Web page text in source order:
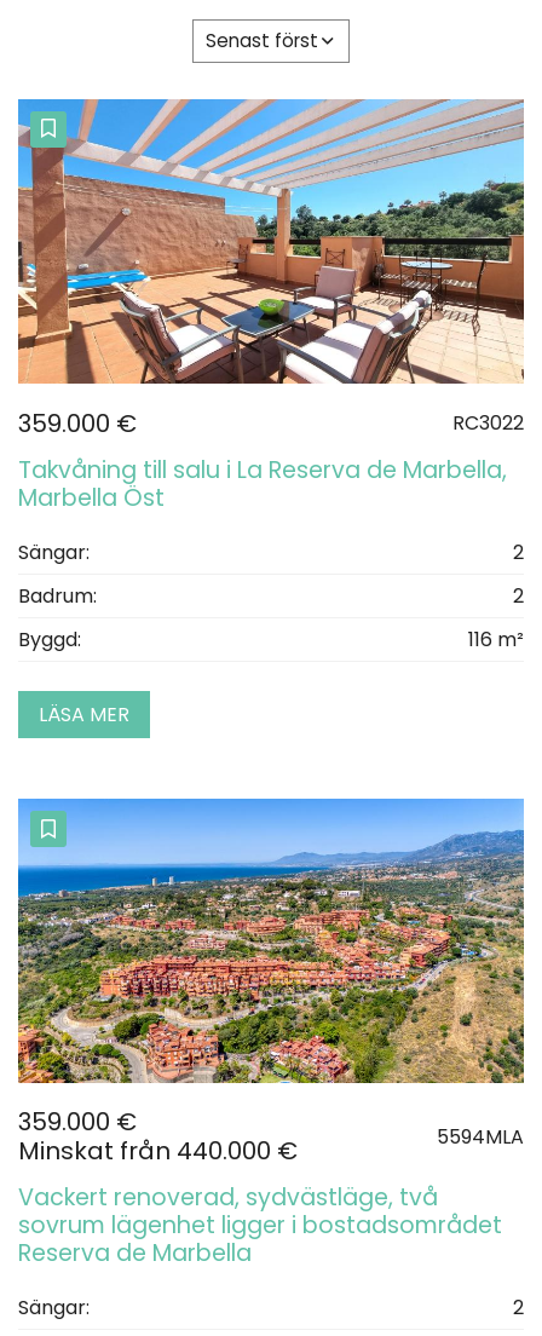
Senast först
359.000 € RC3022
Takvåning till salu i La Reserva de Marbella,
Marbella Öst
Sängar:
2
Badrum:
2
Byggd:
116 m²
LÄSA MER
359.000 €
Minskat från 440.000 €
5594MLA
Vackert renoverad, sydvästläge, två
sovrum lägenhet ligger i bostadsområdet
Reserva de Marbella
Sängar:
2